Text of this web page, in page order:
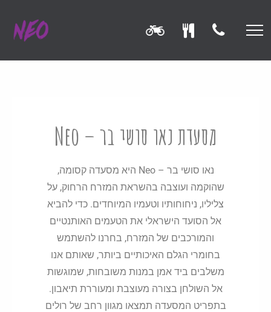
מסעדת נאו סושי בר – Neo
נאו סושי בר – Neo היא מסעדה קסומה,
שהוקמה ועוצבה בהשראת המזרח הרחוק, על
צליליו, ניחוחותיו וטעמיו המיוחדים. כדי להביא
אל הסועד הישראלי את הטעמים האותנטיים
והמורכבים של המזרח, בחרנו להשתמש
בחומרי הגלם האיכותיים ביותר, שאותם אנו
משלבים ביד אמן במנות משובחות, שמוגשות
אל השולחן בצורה מעוצבת ומעוררת תיאבון.
בתפריט המסעדה תמצאו מגוון רחב של רולים